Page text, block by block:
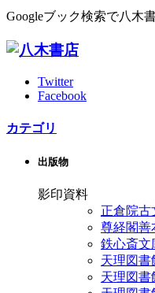
Googleブック検索で八木
Twitter
Facebook
カテゴリ
出版物
影印資料
正倉院古
尊経閣善
鉄心斎
天理図
天理図